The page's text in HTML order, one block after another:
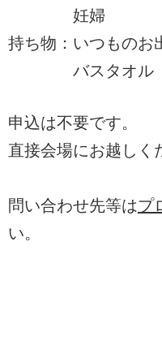
妊婦
持ち物：いつものお
バスタオル（0
申込は不要です。
直接会場にお越しく
問い合わせ先等はプ
い。